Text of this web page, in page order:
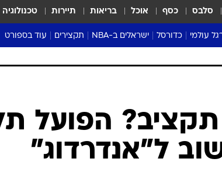
סלבס כסף אוכל בריאות תיירות טכנולוגיה
עולמי
גרמנית
צרפתית
האלופות
האירופית
כדורסל
נבחרות ישראל בכדורסל
כדורסל נשים
ישראלים ב-NBA תקצירים עוד בספורט
פודקאסטים
מסכמים
אבא של שבת
מעל הטבעת
תקציב? הפועל
ל"אנדרדוג"